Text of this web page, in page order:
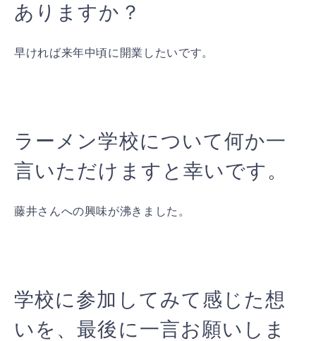
ありますか？
早ければ来年中頃に開業したいです。
ラーメン学校について何か一
言いただけますと幸いです。
藤井さんへの興味が沸きました。
学校に参加してみて感じた想
いを、最後に一言お願いしま